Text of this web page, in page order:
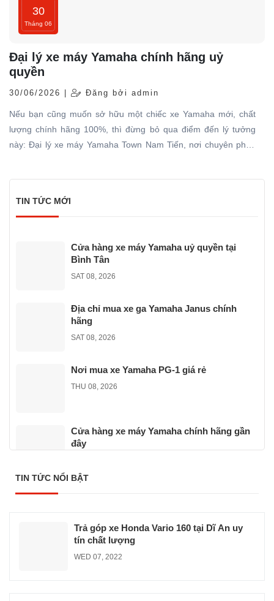
30
Tháng 06
Đại lý xe máy Yamaha chính hãng uỷ
quyền
30/06/2026 | Đăng bởi admin
Nếu bạn cũng muốn sở hữu một chiếc xe Yamaha mới, chất
lượng chính hãng 100%, thì đừng bỏ qua điểm đến lý tưởng
này: Đại lý xe máy Yamaha Town Nam Tiến, nơi chuyên phân
TIN TỨC MỚI
Cửa hàng xe máy Yamaha uỷ quyền tại
Bình Tân
SAT 08, 2026
Địa chỉ mua xe ga Yamaha Janus chính
hãng
SAT 08, 2026
Nơi mua xe Yamaha PG-1 giá rẻ
THU 08, 2026
Cửa hàng xe máy Yamaha chính hãng gần
đây
TIN TỨC NỔI BẬT
Trả góp xe Honda Vario 160 tại Dĩ An uy
tín chất lượng
WED 07, 2022